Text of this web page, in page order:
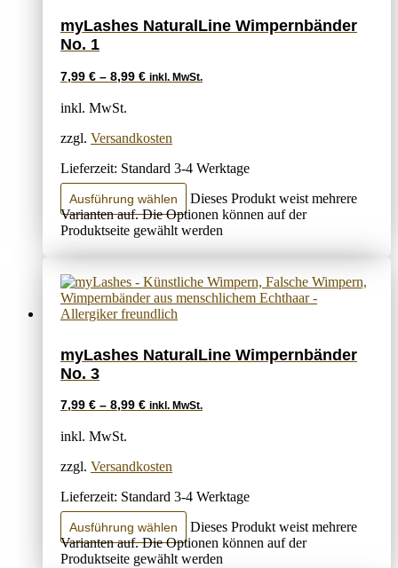
myLashes NaturalLine Wimpernbänder
No. 1
7,99 € – 8,99 € inkl. MwSt.
inkl. MwSt.
zzgl. Versandkosten
Lieferzeit: Standard 3-4 Werktage
Ausführung wählen
Dieses Produkt weist mehrere
Varianten auf. Die Optionen können auf der
Produktseite gewählt werden
myLashes NaturalLine Wimpernbänder
No. 3
7,99 € – 8,99 € inkl. MwSt.
inkl. MwSt.
zzgl. Versandkosten
Lieferzeit: Standard 3-4 Werktage
Ausführung wählen
Dieses Produkt weist mehrere
Varianten auf. Die Optionen können auf der
Produktseite gewählt werden